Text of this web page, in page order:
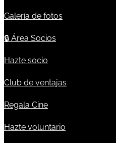
Galería de fotos
🔒 Área Socios
Hazte socio
Club de ventajas
Regala Cine
Hazte voluntario